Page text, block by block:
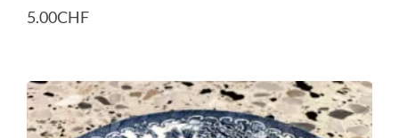
5.00CHF